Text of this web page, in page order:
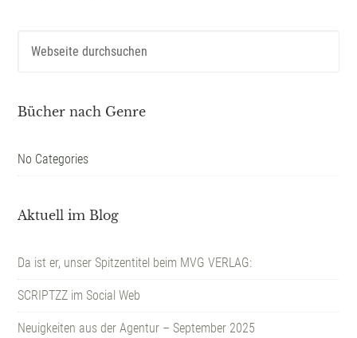
Bücher nach Genre
No Categories
Aktuell im Blog
Da ist er, unser Spitzentitel beim MVG VERLAG:
SCRIPTZZ im Social Web
Neuigkeiten aus der Agentur – September 2025